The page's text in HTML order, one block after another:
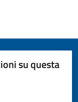
su questa